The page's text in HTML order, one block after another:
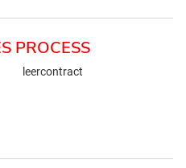
PROCESS
leercontract